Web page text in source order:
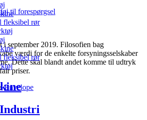
rør
rør
til forespørgsel
i september 2019. Filosofien bag
værdi for de enkelte forsyningsselskaber
Dette skal blandt andet komme til udtryk
priser.
Envelope